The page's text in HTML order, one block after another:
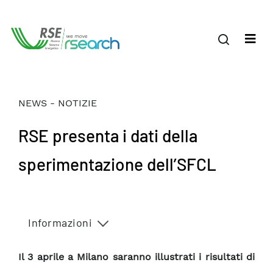
NEWS - NOTIZIE
RSE presenta i dati della
sperimentazione dell’SFCL
Informazioni
Il 3 aprile a Milano saranno illustrati i risultati di